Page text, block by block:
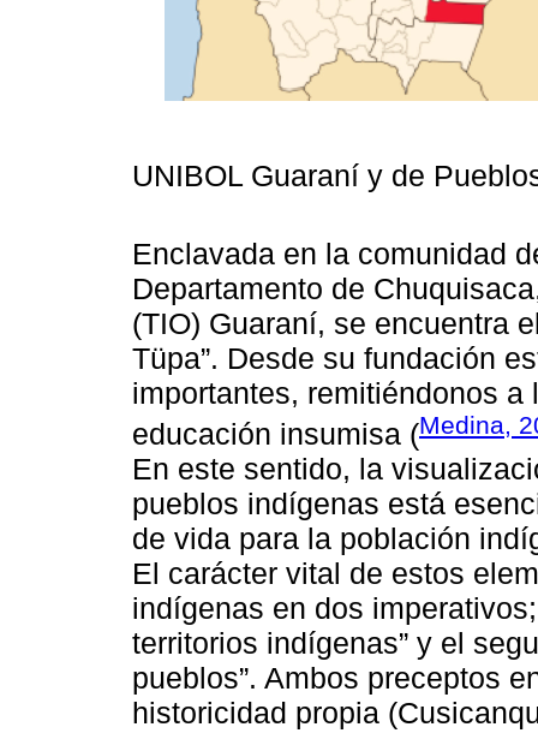
UNIBOL Guaraní y de
Enclavada en la comunidad
Departamento de
(TIO) Guaraní, se encuentra
Tüpa”. Desde su fundación
importantes, remitiéndonos
educación insumisa (Medina,
En este sentido, la
pueblos indígenas está
de vida para la población
El carácter vital de estos
indígenas en dos
territorios indígenas” y el
pueblos”. Ambos preceptos
historicidad propia